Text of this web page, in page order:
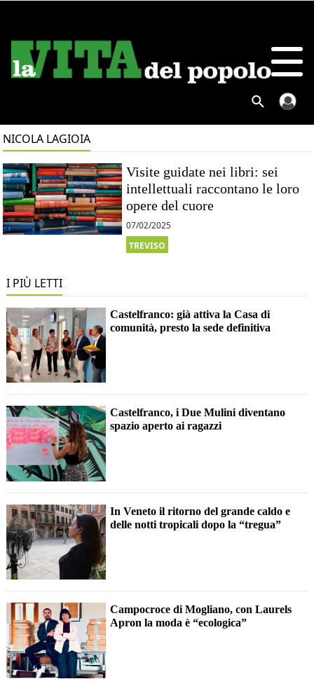
NICOLA LAGIOIA
Visite guidate nei libri: sei
intellettuali raccontano le loro
opere del cuore
07/02/2025
TREVISO
I PIÙ LETTI
Castelfranco: già attiva la Casa di
comunità, presto la sede definitiva
Castelfranco, i Due Mulini diventano
spazio aperto ai ragazzi
In Veneto il ritorno del grande caldo e
delle notti tropicali dopo la “tregua”
Campocroce di Mogliano, con Laurels
Apron la moda è “ecologica”